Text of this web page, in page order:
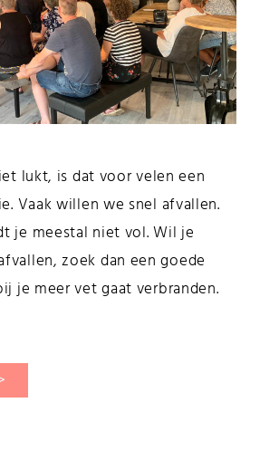
lukt, is dat voor velen een
Vaak willen we snel afvallen.
je meestal niet vol. Wil je
zoek dan een goede
je meer vet gaat verbranden.